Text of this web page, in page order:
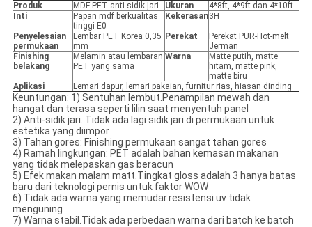
Produk MDF PET anti-sidik jari Ukuran
4*8ft, 4*9ft dan 4*10ft
Inti
Papan mdf berkualitas
tinggi E0
Kekerasan3H
Penyelesaian
permukaan
Lembar PET Korea 0,35
mm
Perekat
Perekat PUR-Hot-melt
Jerman
Finishing
belakang
Melamin atau lembaran
PET yang sama
Warna
Matte putih, matte
hitam, matte pink,
matte biru
Aplikasi
Lemari dapur, lemari pakaian, furnitur rias, hiasan dinding
Keuntungan: 1) Sentuhan lembut.Penampilan mewah dan
hangat dan terasa seperti lilin saat menyentuh panel
2) Anti-sidik jari. Tidak ada lagi sidik jari di permukaan untuk
estetika yang diimpor
3) Tahan gores: Finishing permukaan sangat tahan gores
4) Ramah lingkungan: PET adalah bahan kemasan makanan
yang tidak melepaskan gas beracun
5) Efek makan malam matt.Tingkat gloss adalah 3 hanya batas
baru dari teknologi pernis untuk faktor WOW
6) Tidak ada warna yang memudar.resistensi uv tidak
menguning
7) Warna stabil.Tidak ada perbedaan warna dari batch ke batch